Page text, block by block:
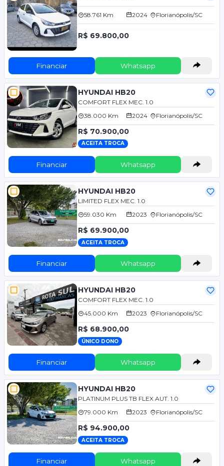
58.761 Km 2024 Florianópolis/SC
R$ 69.800,00
Financiar Whatsapp
HYUNDAI HB20
COMFORT FLEX MEC. 1.0
38.000 Km
2024 Florianópolis/SC
R$ 70.900,00
ACEITA TROCA
Financiar Whatsapp
HYUNDAI HB20
LIMITED FLEX MEC. 1.0
59.030 Km
2023 Florianópolis/SC
R$ 69.900,00
ACEITA TROCA
Financiar Whatsapp
HYUNDAI HB20
COMFORT FLEX MEC. 1.0
45.000 Km
2023 Florianópolis/SC
R$ 68.900,00
ÚNICO DONO
Financiar Whatsapp
HYUNDAI HB20
PLATINUM PLUS TB FLEX AUT. 1.0
79.000 Km
2023 Florianópolis/SC
R$ 94.900,00
ACEITA TROCA
Financiar Whatsapp